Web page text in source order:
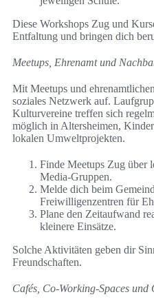
Diese Workshops Zug und
Entfaltung und bringen dich
Meetups, Ehrenamt und
Mit Meetups und
soziales Netzwerk auf.
Kulturvereine treffen sich
möglich in Altersheimen,
lokalen Umweltprojekten.
Finde Meetups Zug über
Media-Gruppen.
Melde dich beim
Freiwilligenzentren für
Plane den Zeitaufwand
kleinere Einsätze.
Solche Aktivitäten geben dir
Freundschaften.
Cafés, Co-Working-Spaces